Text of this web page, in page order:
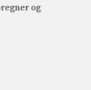
og